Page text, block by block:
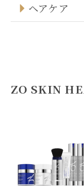
ヘアケア
ZO SKIN